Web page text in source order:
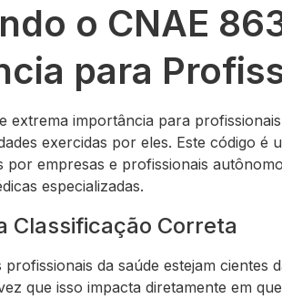
o CNAE
para
extrema importância para
exercidas por eles. Este código é
por empresas e profissionais
especializadas.
Classificação Correta
da saúde estejam cientes
que isso impacta diretamente em